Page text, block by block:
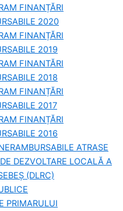
FINANȚĂRI
2020
FINANȚĂRI
2019
FINANTĂRI
2018
FINANȚĂRI
2017
FINANȚĂRI
2016
ATRASE
DEZVOLTARE LOCALĂ A
(DLRC)
PRIMARULUI